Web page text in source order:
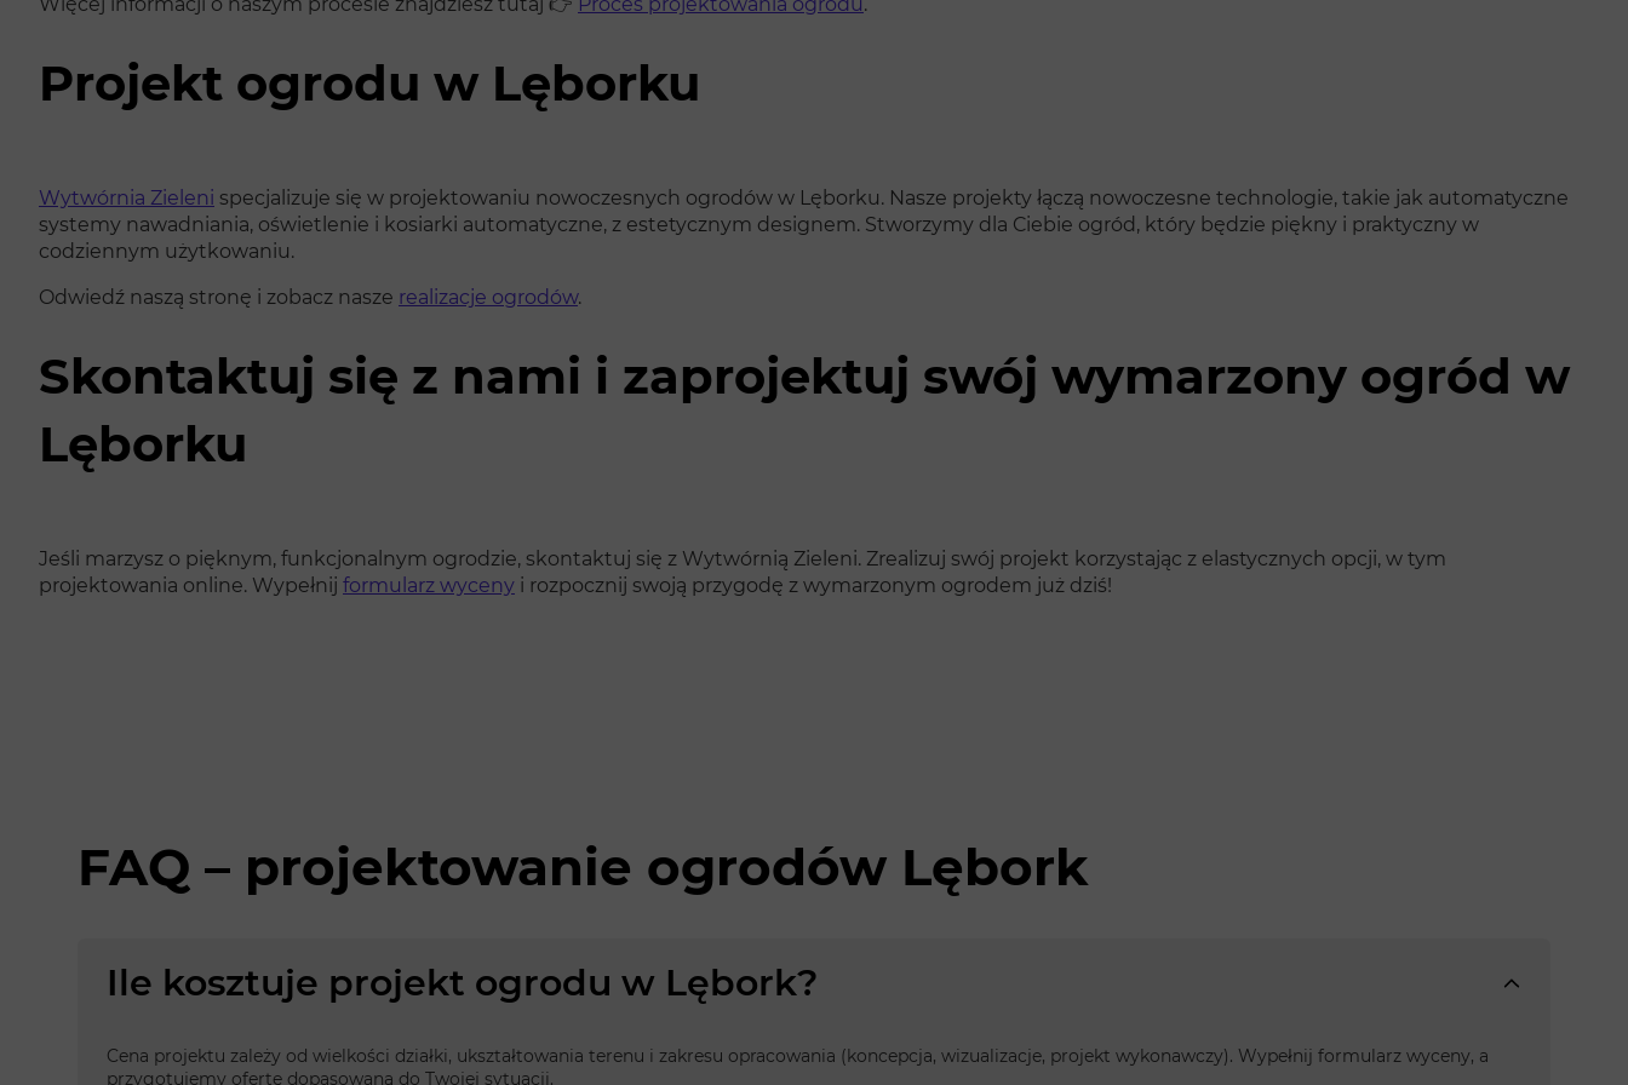
Projekt ogrodu w Lęborku
Wytwórnia Zieleni specjalizuje się w projektowaniu nowoczesnych ogrodów w Lęborku. Nasze projekty łączą nowoczesne technologie, takie jak automatyczne
systemy nawadniania, oświetlenie i kosiarki automatyczne, z estetycznym designem. Stworzymy dla Ciebie ogród, który będzie piękny i praktyczny w
codziennym użytkowaniu.
Odwiedź naszą stronę i zobacz nasze realizacje ogrodów.
Skontaktuj się z nami i zaprojektuj swój wymarzony ogród w
Lęborku
Jeśli marzysz o pięknym, funkcjonalnym ogrodzie, skontaktuj się z Wytwórnią Zieleni. Zrealizuj swój projekt korzystając z elastycznych opcji, w tym
projektowania online. Wypełnij formularz wyceny i rozpocznij swoją przygodę z wymarzonym ogrodem już dziś!
FAQ – projektowanie ogrodów Lębork
Ile kosztuje projekt ogrodu w Lębork?
Cena projektu zależy od wielkości działki, ukształtowania terenu i zakresu opracowania (koncepcja, wizualizacje, projekt wykonawczy). Wypełnij formularz wyceny, a
przygotujemy ofertę dopasowaną do Twojej sytuacji.